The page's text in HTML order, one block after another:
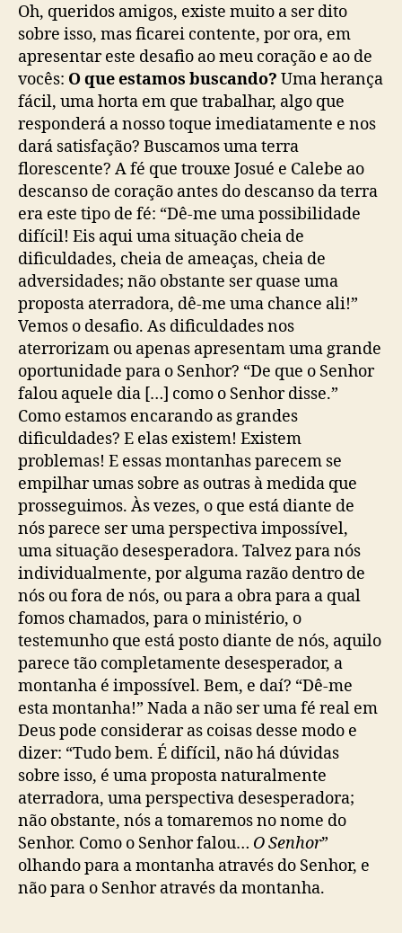
Oh, queridos amigos, existe muito a ser dito
sobre isso, mas ficarei contente, por ora, em
apresentar este desafio ao meu coração e ao de
vocês: O que estamos buscando? Uma herança
fácil, uma horta em que trabalhar, algo que
responderá a nosso toque imediatamente e nos
dará satisfação? Buscamos uma terra
florescente? A fé que trouxe Josué e Calebe ao
descanso de coração antes do descanso da terra
era este tipo de fé: “Dê-me uma possibilidade
difícil! Eis aqui uma situação cheia de
dificuldades, cheia de ameaças, cheia de
adversidades; não obstante ser quase uma
proposta aterradora, dê-me uma chance ali!”
Vemos o desafio. As dificuldades nos
aterrorizam ou apenas apresentam uma grande
oportunidade para o Senhor? “De que o Senhor
falou aquele dia […] como o Senhor disse.”
Como estamos encarando as grandes
dificuldades? E elas existem! Existem
problemas! E essas montanhas parecem se
empilhar umas sobre as outras à medida que
prosseguimos. Às vezes, o que está diante de
nós parece ser uma perspectiva impossível,
uma situação desesperadora. Talvez para nós
individualmente, por alguma razão dentro de
nós ou fora de nós, ou para a obra para a qual
fomos chamados, para o ministério, o
testemunho que está posto diante de nós, aquilo
parece tão completamente desesperador, a
montanha é impossível. Bem, e daí? “Dê-me
esta montanha!” Nada a não ser uma fé real em
Deus pode considerar as coisas desse modo e
dizer: “Tudo bem. É difícil, não há dúvidas
sobre isso, é uma proposta naturalmente
aterradora, uma perspectiva desesperadora;
não obstante, nós a tomaremos no nome do
Senhor. Como o Senhor falou… O Senhor”
olhando para a montanha através do Senhor, e
não para o Senhor através da montanha.